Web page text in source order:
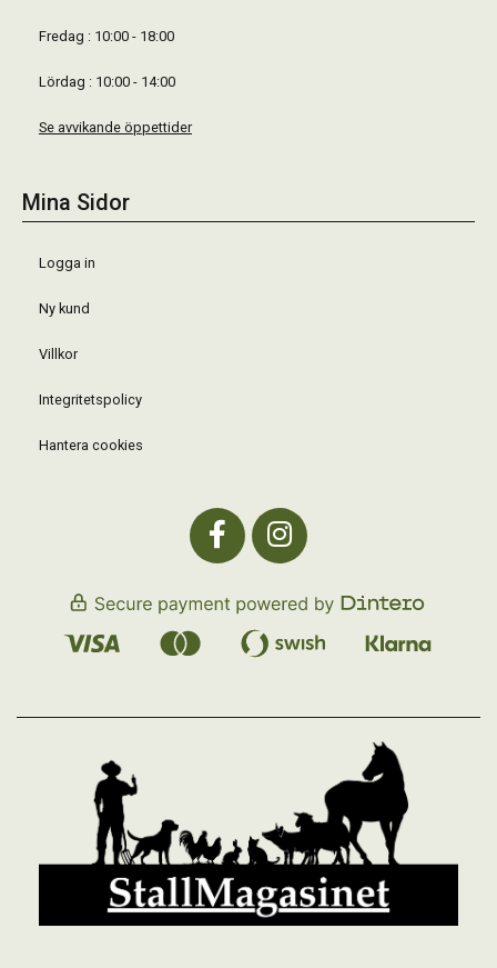
Fredag : 10:00 - 18:00
Lördag : 10:00 - 14:00
Se avvikande öppettider
Mina Sidor
Logga in
Ny kund
Villkor
Integritetspolicy
Hantera cookies